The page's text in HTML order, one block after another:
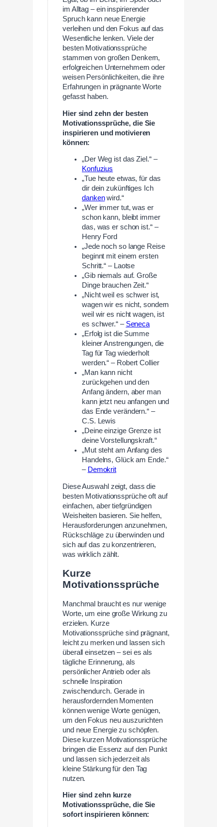
im Alltag – ein inspirierender
Spruch kann neue Energie
verleihen und den Fokus auf das
Wesentliche lenken. Viele der
besten Motivationssprüche
stammen von großen Denkern,
erfolgreichen Unternehmern oder
weisen Persönlichkeiten, die ihre
Erfahrungen in prägnante Worte
gefasst haben.
Hier sind zehn der besten
Motivationssprüche, die Sie
inspirieren und motivieren
können:
„Der Weg ist das Ziel.“ –
Konfuzius
„Tue heute etwas, für das
dir dein zukünftiges Ich
dankenwird.“
„Wer immer tut, was er
schon kann, bleibt immer
das, was er schon ist.“ –
Henry Ford
„Jede noch so lange Reise
beginnt mit einem ersten
Schritt.“ – Laotse
„Gib niemals auf. Große
Dinge brauchen Zeit.“
„Nicht weil es schwer ist,
wagen wir es nicht, sondern
weil wir es nicht wagen, ist
es schwer.“ – Seneca
„Erfolg ist die Summe
kleiner Anstrengungen, die
Tag für Tag wiederholt
werden.“ – Robert Collier
„Man kann nicht
zurückgehen und den
Anfang ändern, aber man
kann jetzt neu anfangen und
das Ende verändern.“ –
C.S. Lewis
„Deine einzige Grenze ist
deine Vorstellungskraft.“
„Mut steht am Anfang des
Handelns, Glück am Ende.“
– Demokrit
Diese Auswahl zeigt, dass die
besten Motivationssprüche oft auf
einfachen, aber tiefgründigen
Weisheiten basieren. Sie helfen,
Herausforderungen anzunehmen,
Rückschläge zu überwinden und
sich auf das zu konzentrieren,
was wirklich zählt.
Kurze
Motivationssprüche
Manchmal braucht es nur wenige
Worte, um eine große Wirkung zu
erzielen. Kurze
Motivationssprüche sind prägnant,
leicht zu merken und lassen sich
überall einsetzen – sei es als
tägliche Erinnerung, als
persönlicher Antrieb oder als
schnelle Inspiration
zwischendurch. Gerade in
herausfordernden Momenten
können wenige Worte genügen,
um den Fokus neu auszurichten
und neue Energie zu schöpfen.
Diese kurzen Motivationssprüche
bringen die Essenz auf den Punkt
und lassen sich jederzeit als
kleine Stärkung für den Tag
nutzen.
Hier sind zehn kurze
Motivationssprüche, die Sie
sofort inspirieren können: